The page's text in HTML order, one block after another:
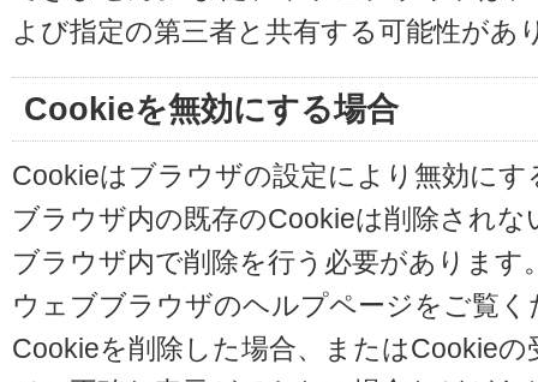
よび指定の第三者と共有する可能性があ
Cookieを無効にする場合
Cookieはブラウザの設定により無効に
ブラウザ内の既存のCookieは削除され
ブラウザ内で削除を行う必要があります
ウェブブラウザのヘルプページをご覧く
Cookieを削除した場合、またはCookie